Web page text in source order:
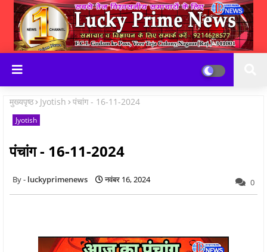
मुख्यपृष्ठ Jyotish पंचांग - 16-11-2024
Jyotish
पंचांग - 16-11-2024
luckyprimenews नवंबर 16, 2024 0